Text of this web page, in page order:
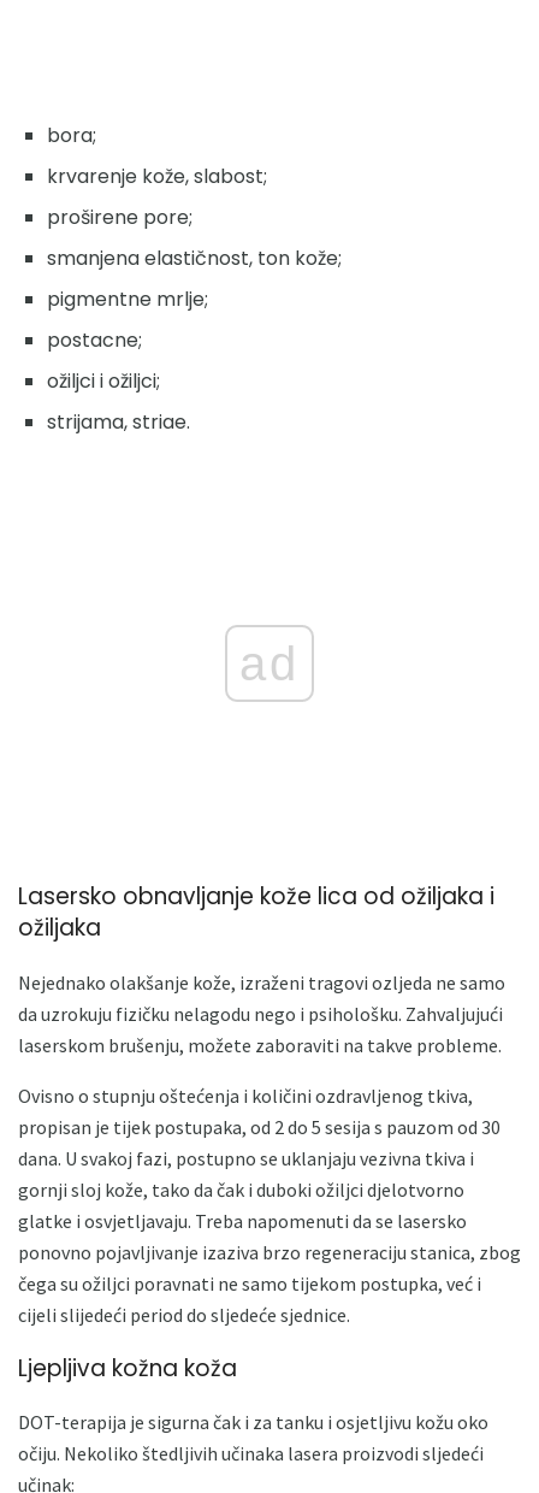
bora;
krvarenje kože, slabost;
proširene pore;
smanjena elastičnost, ton kože;
pigmentne mrlje;
postacne;
ožiljci i ožiljci;
strijama, striae.
ad
Lasersko obnavljanje kože lica od ožiljaka i
ožiljaka
Nejednako olakšanje kože, izraženi tragovi ozljeda ne samo
da uzrokuju fizičku nelagodu nego i psihološku. Zahvaljujući
laserskom brušenju, možete zaboraviti na takve probleme.
Ovisno o stupnju oštećenja i količini ozdravljenog tkiva,
propisan je tijek postupaka, od 2 do 5 sesija s pauzom od 30
dana. U svakoj fazi, postupno se uklanjaju vezivna tkiva i
gornji sloj kože, tako da čak i duboki ožiljci djelotvorno
glatke i osvjetljavaju. Treba napomenuti da se lasersko
ponovno pojavljivanje izaziva brzo regeneraciju stanica, zbog
čega su ožiljci poravnati ne samo tijekom postupka, već i
cijeli slijedeći period do sljedeće sjednice.
Ljepljiva kožna koža
DOT-terapija je sigurna čak i za tanku i osjetljivu kožu oko
očiju. Nekoliko štedljivih učinaka lasera proizvodi sljedeći
učinak: